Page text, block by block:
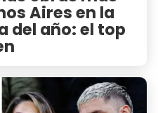
Aires en la
del año: el top